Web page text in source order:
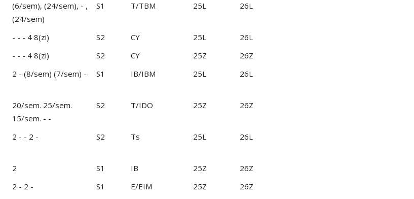
(6/sem), (24/sem), - ,
(24/sem)
S1 T/TBM 25L 26L
- - - 4 8(zi) S2 CY 25L
26L
- - - 4 8(zi) S2 CY 25Z
26Z
2 - (8/sem) (7/sem) - S1 IB/IBM 25L 26L
20/sem. 25/sem.
15/sem. - -
S2 T/IDO 25Z 26Z
2 - - 2 - S2 Ts 25L 26L
2 S1 IB 25Z
26Z
2 - 2 - S1 E/EIM 25Z
26Z